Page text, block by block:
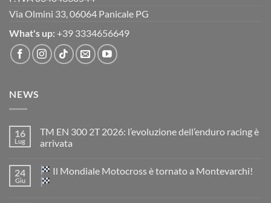
Via Olmini 33, 06064 Panicale PG
What's up: +39 3334656649
NEWS
16
Lug
TM EN 300 2T 2026: l’evoluzione dell’enduro racing è
arrivata
su
TM
EN
24
Giu
Il Mondiale Motocross è tornato a Montevarchi!